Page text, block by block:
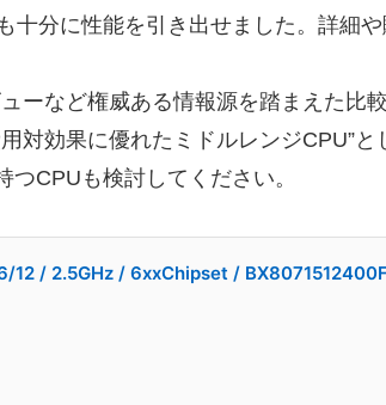
十分に性能を引き出せました。詳細
ーなど権威ある情報源を踏まえた比
対効果に優れたミドルレンジCPU”
CPUも検討してください。
/ 2.5GHz / 6xxChipset / BX8071512400F